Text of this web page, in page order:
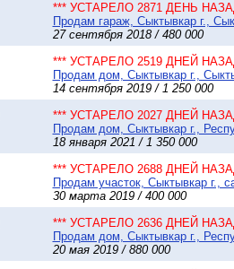
*** УСТАРЕЛО 2871 ДЕНЬ
Продам гараж, Сыктывкар г.,
27 сентября 2018 / 480 000
*** УСТАРЕЛО 2519 ДНЕЙ
Продам дом, Сыктывкар г.,
14 сентября 2019 / 1 250 000
*** УСТАРЕЛО 2027 ДНЕЙ
Продам дом, Сыктывкар г.,
18 января 2021 / 1 350 000
*** УСТАРЕЛО 2688 ДНЕЙ
Продам участок, Сыктывкар г.,
30 марта 2019 / 400 000
*** УСТАРЕЛО 2636 ДНЕЙ
Продам дом, Сыктывкар г.,
20 мая 2019 / 880 000